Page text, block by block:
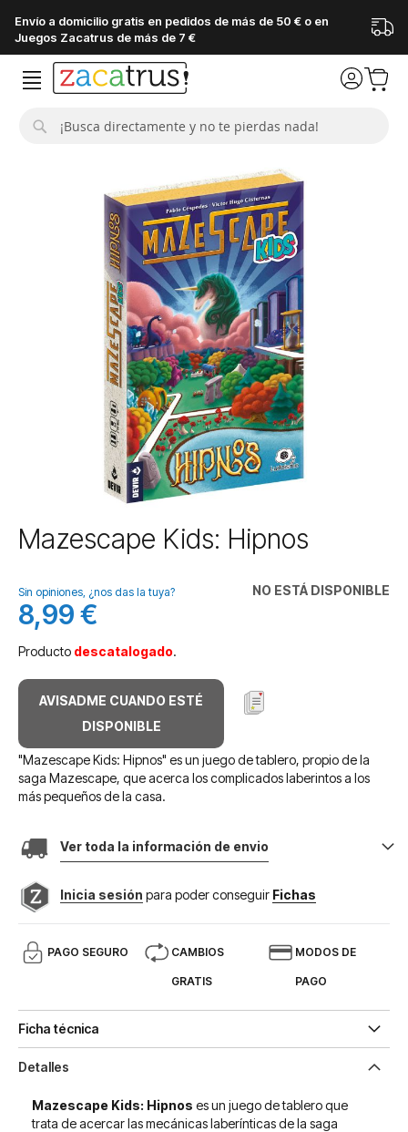
Envío a domicilio gratis en pedidos de más de 50 € o en
Juegos Zacatrus de más de 7 €
Saltar
al
de
la
galería
imágenes
Mazescape Kids: Hipnos
NO ESTÁ DISPONIBLE
Sin opiniones, ¿nos das la tuya?
8,99 €
Producto descatalogado.
AVISADME CUANDO ESTÉ
DISPONIBLE
"Mazescape Kids: Hipnos" es un juego de tablero, propio de la
saga Mazescape, que acerca los complicados laberintos a los
más pequeños de la casa.
Ver toda la información de envio
Inicia sesión para poder conseguir Fichas
PAGO SEGURO CAMBIOS
GRATIS
MODOS DE
PAGO
Ficha técnica
Detalles
Mazescape Kids: Hipnos es un juego de tablero que
trata de acercar las mecánicas laberínticas de la saga